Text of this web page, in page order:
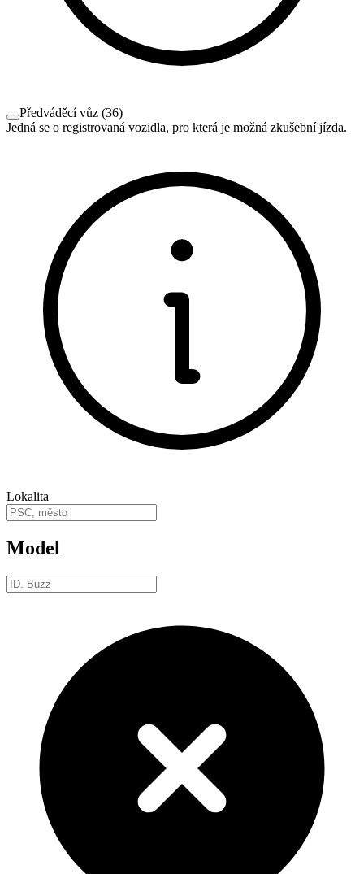
Předváděcí vůz (36)
Jedná se o registrovaná vozidla, pro která je možná zkušební jízda.
Lokalita
Model